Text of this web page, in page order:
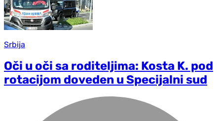
Srbija
Oči u oči sa roditeljima: Kosta K. pod
rotacijom doveden u Specijalni sud